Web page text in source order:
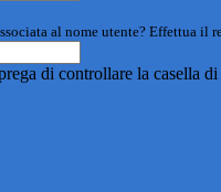
al nome utente? Effettua il
di controllare la casella